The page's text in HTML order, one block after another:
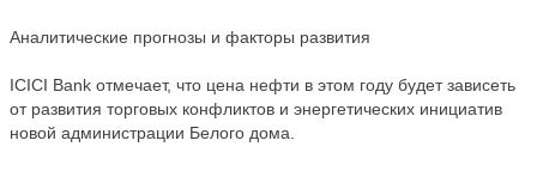
Аналитические прогнозы и факторы развития
ICICI Bank отмечает, что цена нефти в этом году будет зависеть
от развития торговых конфликтов и энергетических инициатив
новой администрации Белого дома.